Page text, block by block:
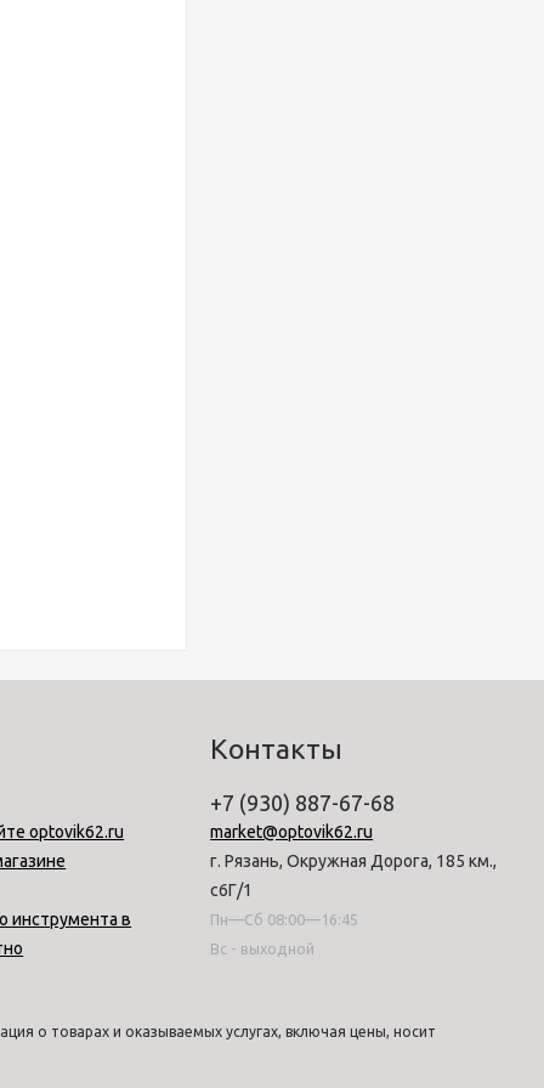
optovik62.ru
инструмента в
Контакты
+7 (930) 887-67-68
market@optovik62.ru
г. Рязань, Окружная Дорога, 185 км.,
с6Г/1
Пн—Сб 08:00—16:45
Вс - выходной
о товарах и оказываемых услугах, включая цены, носит